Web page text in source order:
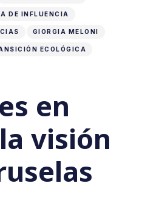
DE INFLUENCIA
GIORGIA MELONI
ECOLÓGICA
en
visión